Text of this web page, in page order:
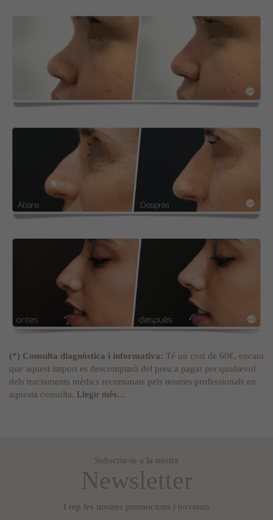
(*) Consulta diagnòstica i informativa: Té un cost de 60€, encara
que aquest import es descomptarà del preu a pagar per qualsevol
dels tractaments mèdics recomanats pels nostres professionals en
aquesta consulta. Llegir més…
Subscriu-te a la nostra
Newsletter
I rep les nostres promocions i novetats